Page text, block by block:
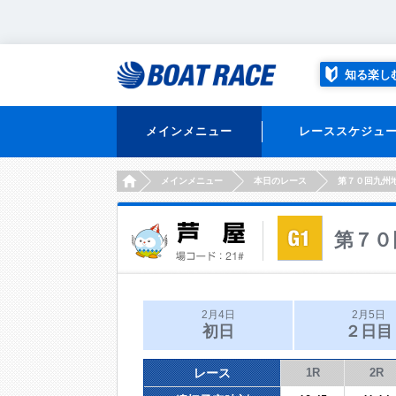
知る楽し
メインメニュー レーススケジュ
HOMEメインメニュー 本日のレース 第７０回九州
第７
2月4日
初日
2月5日
２日目
レース 1R 2R